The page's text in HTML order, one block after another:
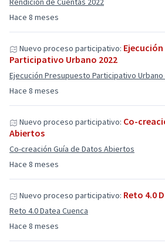
Hace 8 meses
Hace 8 meses
Nuevo proceso participativo:
Participativo Urbano 2022
Ejecución Presupuesto Participativo Urbano
Hace 8 meses
Nuevo proceso participativo: Co-
Abiertos
Co-creación Guía de Datos Abiertos
Hace 8 meses
Nuevo proceso participativo: Reto 4.0
Reto 4.0 Datea Cuenca